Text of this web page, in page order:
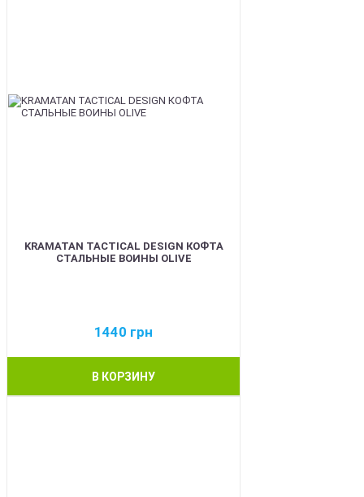
KRAMATAN TACTICAL DESIGN КОФТА
СТАЛЬНЫЕ ВОИНЫ OLIVE
1440 грн
В КОРЗИНУ